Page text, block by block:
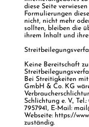
diese Seite
Formulierungen
nicht, nicht mehr
sollten, bleiben die
ihrem Inhalt und
Keine Bereitschaft
Bei Streitigkeiten
GmbH & Co. KG
Schlichtung e. V.,
7957941, E-Mail:
Webseite: https://
zuständig.